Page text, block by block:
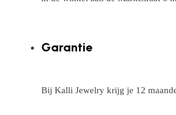
Garantie
Bij Kalli Jewelry krijg je 12